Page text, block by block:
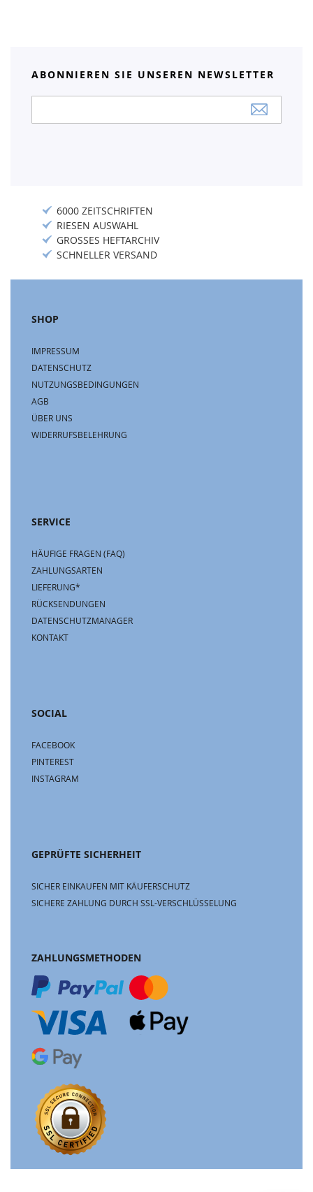
ABONNIEREN SIE UNSEREN NEWSLETTER
Newsletter:
6000 ZEITSCHRIFTEN
RIESEN AUSWAHL
GROSSES HEFTARCHIV
SCHNELLER VERSAND
SHOP
IMPRESSUM
DATENSCHUTZ
NUTZUNGSBEDINGUNGEN
AGB
ÜBER UNS
WIDERRUFSBELEHRUNG
SERVICE
HÄUFIGE FRAGEN (FAQ)
ZAHLUNGSARTEN
LIEFERUNG*
RÜCKSENDUNGEN
DATENSCHUTZMANAGER
KONTAKT
SOCIAL
FACEBOOK
PINTEREST
INSTAGRAM
GEPRÜFTE SICHERHEIT
SICHER EINKAUFEN MIT KÄUFERSCHUTZ
SICHERE ZAHLUNG DURCH SSL-VERSCHLÜSSELUNG
ZAHLUNGSMETHODEN